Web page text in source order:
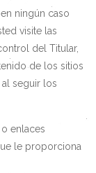
ningún caso
visite las
del Titular,
de los sitios
seguir los
enlaces
le proporciona